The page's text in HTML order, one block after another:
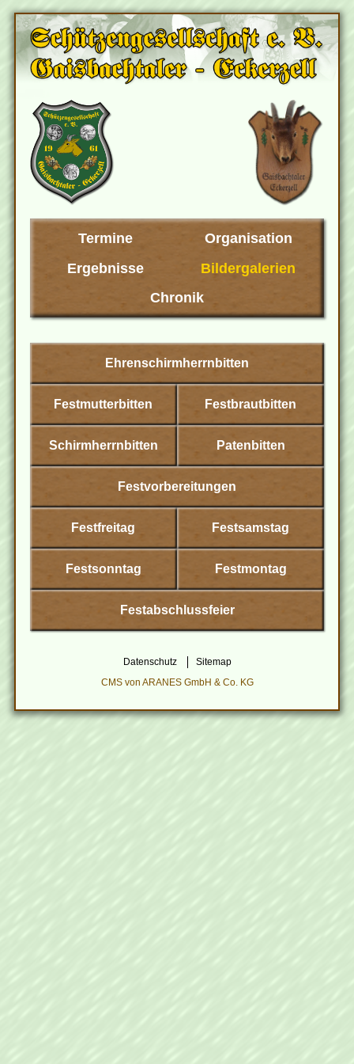
Termine
Organisation
Ergebnisse
Bildergalerien
Chronik
Ehrenschirmherrnbitten
Festmutterbitten Festbrautbitten
Schirmherrnbitten Patenbitten
Festvorbereitungen
Festfreitag Festsamstag
Festsonntag Festmontag
Festabschlussfeier
Datenschutz
Sitemap
CMS von ARANES GmbH & Co. KG